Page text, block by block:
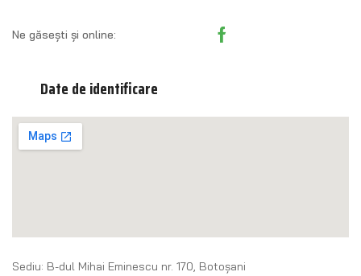
Ne găsești și online:
Date de identificare
Sediu: B-dul Mihai Eminescu nr. 170, Botoșani